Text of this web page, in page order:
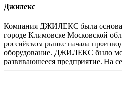
Джилекс
Компания ДЖИЛЕКС была
городе Климовске Московской
российском рынке начала
оборудование. ДЖИЛЕКС было
развивающееся предприятие. На